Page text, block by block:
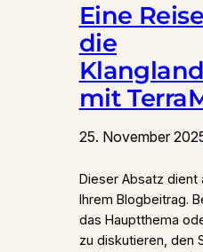
Eine
die
mit
25. November
Dieser Absatz dient
Ihrem Blogbeitrag.
das Hauptthema
zu diskutieren, den